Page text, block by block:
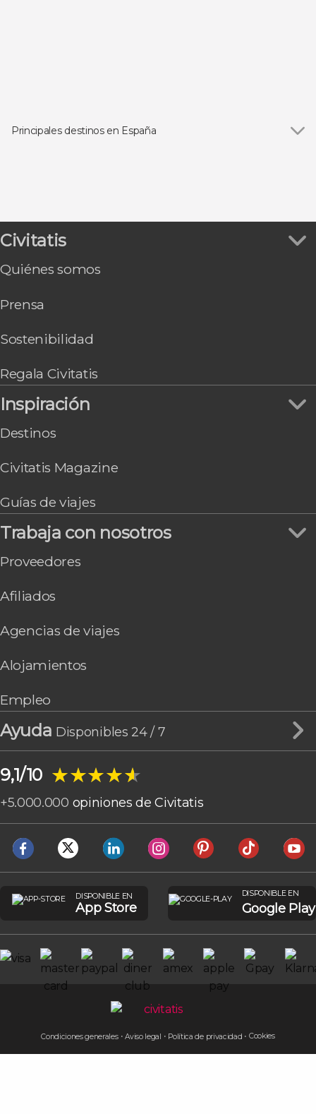
Principales destinos en España
Santiago de Compostela
Arrecife
Bilbao
Málaga
Civitatis
Quiénes somos
Prensa
Sostenibilidad
Regala Civitatis
Inspiración
Destinos
Civitatis Magazine
Guías de viajes
Trabaja con nosotros
Proveedores
Afiliados
Agencias de viajes
Alojamientos
Empleo
Ayuda Disponibles 24 / 7
9,1/10 ★★★★★
★★★★★
+5.000.000 opiniones de Civitatis
DISPONIBLE EN
App Store
DISPONIBLE EN
Google Play
Condiciones generales Aviso legal Política de privacidad Cookies